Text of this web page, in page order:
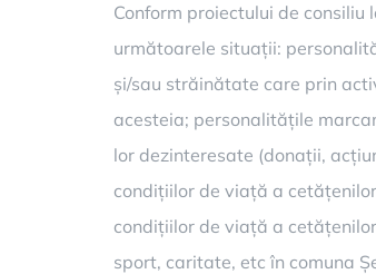
Conform proiectului de
următoarele situații:
și/sau străinătate care prin
acesteia; personalitățile
lor dezinteresate (donații,
condițiilor de viață a
condițiilor de viață a
sport, caritate, etc în comuna